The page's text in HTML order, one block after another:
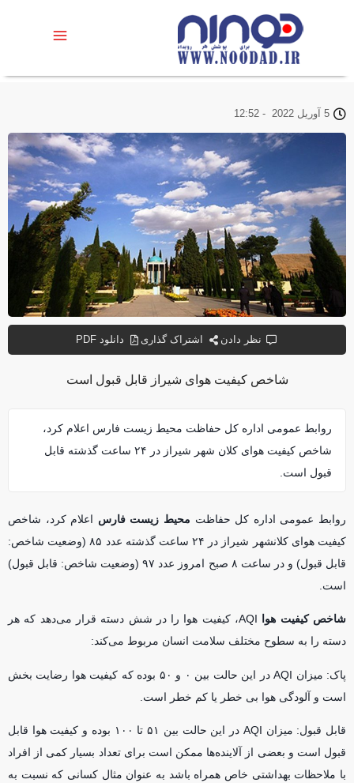
شاخص کیفیت هوای شیراز قابل قبول است
روابط عمومی اداره کل حفاظت محیط زیست فارس اعلام کرد،
شاخص کيفيت هوای کلان شهر شيراز در ٢۴ ساعت گذشته قابل
قبول است.
روابط عمومی اداره کل حفاظت محیط زیست فارس اعلام کرد، شاخص
کيفيت هوای کلانشهر شيراز در ٢۴ ساعت گذشته عدد ٨۵ (وضعيت شاخص:
قابل قبول) و در ساعت ٨ صبح امروز عدد ٩٧ (وضعيت شاخص: قابل قبول)
است.
شاخص کیفیت هوا
AQI، کیفیت هوا را در شش دسته قرار می‌دهد که هر
دسته را به سطوح مختلف سلامت انسان مربوط می‌کند:
پاک: میزان AQI در این حالت بین ۰ و ۵۰ بوده که کیفیت هوا رضایت بخش
است و آلودگی هوا بی خطر یا کم خطر است.
5 آوریل 2022 -
12:52
نظر دادن اشتراک گذاری دانلود PDF
قابل قبول: میزان AQI در این حالت بین ۵۱ تا ۱۰۰ بوده و کیفیت هوا قابل
قبول است و بعضی از آلاینده‌ها ممکن است برای تعداد بسیار کمی از افراد
با ملاحظات بهداشتی خاص همراه باشد به عنوان مثال کسانی که نسبت به